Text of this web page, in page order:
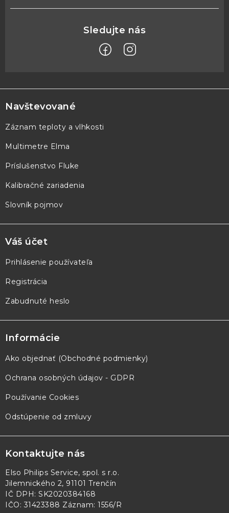
á
p
ä
e
Navštevované
Záznam teploty a vlhkosti
Multimetre Elma
Príslušenstvo Fluke
Kalibračné zariadenia
Slovník pojmov
Váš účet
Prihlásenie používateľa
Registrácia
Zabudnuté heslo
Informácie
Ako objednať (Obchodné podmienky)
Ochrana osobných údajov - GDPR
Používanie Cookies
Odstúpenie od zmluvy
Kontaktujte nás
Elso Philips Service, spol. s r.o.
Jilemnického 2, 91101 Trenčín
IČ DPH: SK2020384168
IČO: 31423388 Záznam: 1556/R